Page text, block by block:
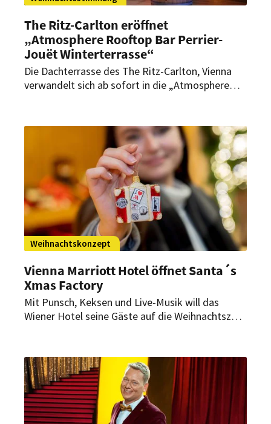
The Ritz-Carlton eröffnet
„Atmosphere Rooftop Bar Perrier-
Jouët Winterterrasse“
Die Dachterrasse des The Ritz-Carlton, Vienna
verwandelt sich ab sofort in die „Atmosphere
Gäste dazu ein, den Zauber der
Vorweihnachtszeit hoch über der Stadt zu
erleben.
Weihnachtskonzept
Vienna Marriott Hotel öffnet Santa´s
Xmas Factory
Mit Punsch, Keksen und Live-Musik will das
Wiener Hotel seine Gäste auf die Weihnachtszeit
Flair in das Traditionshaus an der Ringstraße
bringen.